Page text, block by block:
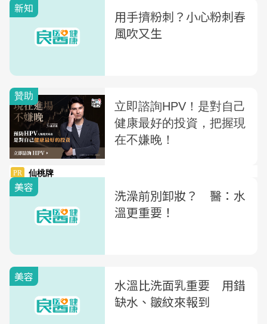
新知
用手擠粉刺？小心粉刺春
風吹又生
美容
洗澡前別卸妝？ 醫：水
溫更重要！
美容
水溫比洗面乳重要 用錯
缺水、皺紋來報到